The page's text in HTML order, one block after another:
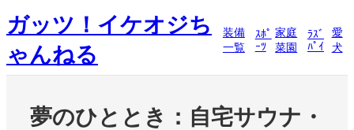
容
ス
キ
ガッツ！イケオジち
ゃんねる
装備
一覧
ｽﾎﾟ
ｰﾂ
家庭
菜園
ﾗｽﾞ
ﾊﾟｲ
愛
犬
夢のひととき：自宅サウナ・